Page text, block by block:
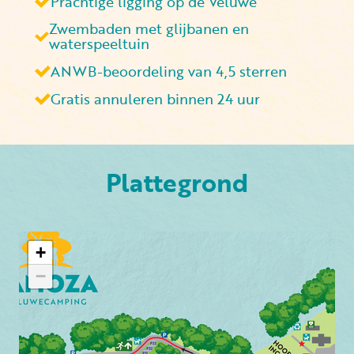
Zwembaden met glijbanen en
waterspeeltuin
ANWB-beoordeling van 4,5 sterren
Gratis annuleren binnen 24 uur
Plattegrond
+
−